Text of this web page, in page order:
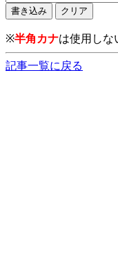
※半角カナは使用しな
記事一覧に戻る